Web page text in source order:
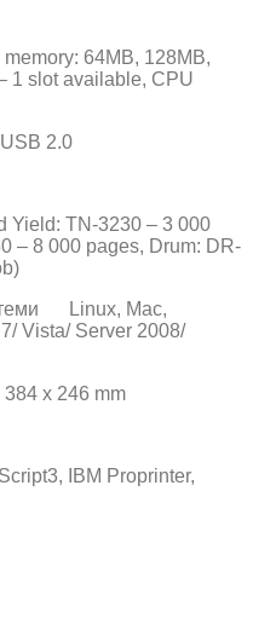
64MB, 128MB,
1 slot available, CPU
2.0
Yield: TN-3230 – 3 000
– 8 000 pages, Drum: DR-
Linux, Mac,
Vista/ Server 2008/
384 x 246 mm
IBM Proprinter,